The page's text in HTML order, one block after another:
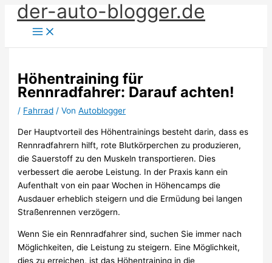
Zum
Inhalt
springen
der-auto-blogger.de
Höhentraining für
Rennradfahrer: Darauf achten!
/ Fahrrad / VonAutoblogger
Der Hauptvorteil des Höhentrainings besteht darin, dass es
Rennradfahrern hilft, rote Blutkörperchen zu produzieren,
die Sauerstoff zu den Muskeln transportieren. Dies
verbessert die aerobe Leistung. In der Praxis kann ein
Aufenthalt von ein paar Wochen in Höhencamps die
Ausdauer erheblich steigern und die Ermüdung bei langen
Straßenrennen verzögern.
Wenn Sie ein Rennradfahrer sind, suchen Sie immer nach
Möglichkeiten, die Leistung zu steigern. Eine Möglichkeit,
dies zu erreichen, ist das Höhentraining in die